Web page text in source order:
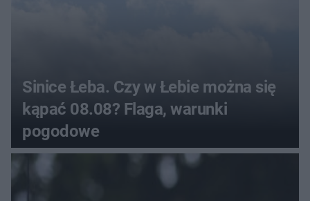
Sinice Łeba. Czy w Łebie można się
kąpać 08.08? Flaga, warunki
pogodowe